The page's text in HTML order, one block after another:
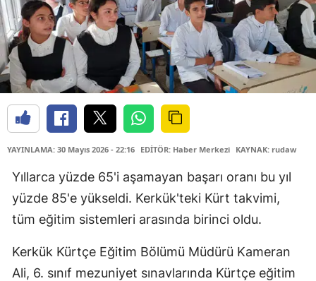
YAYINLAMA: 30 Mayıs 2026 - 22:16 EDİTÖR: Haber Merkezi KAYNAK: rudaw
Yıllarca yüzde 65'i aşamayan başarı oranı bu yıl
yüzde 85'e yükseldi. Kerkük'teki Kürt takvimi,
tüm eğitim sistemleri arasında birinci oldu.
Kerkük Kürtçe Eğitim Bölümü Müdürü Kameran
Ali, 6. sınıf mezuniyet sınavlarında Kürtçe eğitim